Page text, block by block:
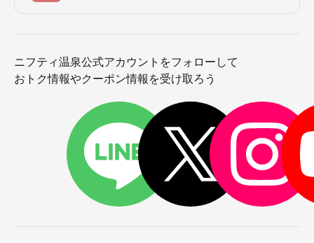
ニフティ温泉公式アカウントをフォローして
おトク情報やクーポン情報を受け取ろう